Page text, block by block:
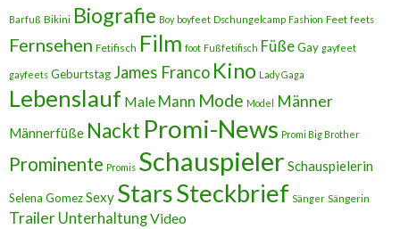
Barfuß Bikini Biografie Boy boyfeet Dschungelcamp Fashion Feet feets
Fernsehen Fetifisch Film foot Fußfetifisch FüßeGay gayfeet
gayfeets Geburtstag James Franco Kino Lady Gaga
Lebenslauf Male Mann Mode Model Männer
Männerfüße Nackt Promi-News Promi Big Brother
Prominente Promis Schauspieler Schauspielerin
Selena GomezSexy StarsSteckbrief Sänger Sängerin
Trailer UnterhaltungVideo